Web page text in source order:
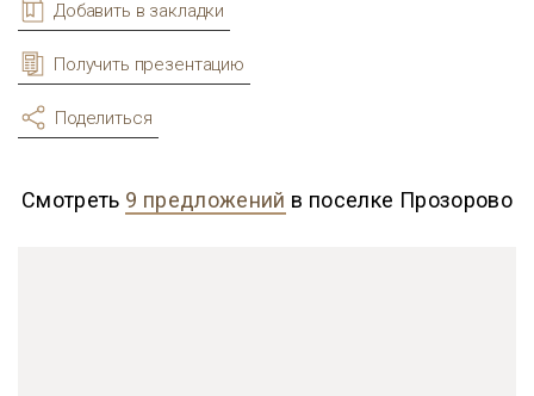
Добавить в закладки
Получить презентацию
Поделиться
Смотреть 9 предложений в поселке Прозорово